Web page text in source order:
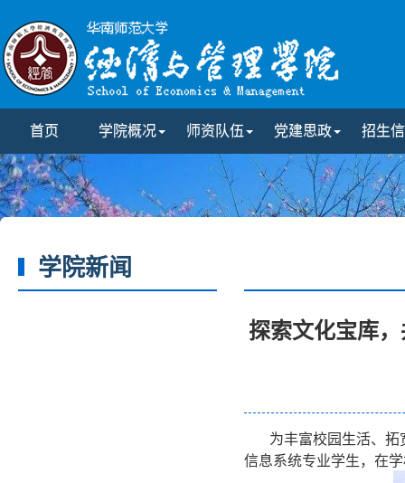
首页 学院概况 师资队伍 党建思政 招生
学院新闻
探索文化宝库
为丰富校园生活、拓宽
信息系统专业学生，在